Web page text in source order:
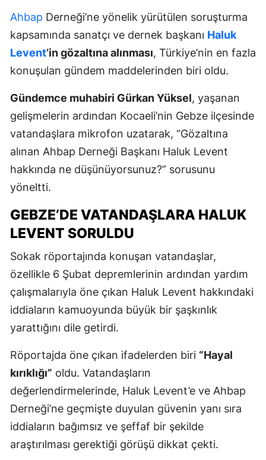
Ahbap Derneği’ne yönelik yürütülen soruşturma
kapsamında sanatçı ve dernek başkanı Haluk
Levent’in gözaltına alınması, Türkiye’nin en fazla
konuşulan gündem maddelerinden biri oldu.
Gündemce muhabiri Gürkan Yüksel, yaşanan
gelişmelerin ardından Kocaeli’nin Gebze ilçesinde
vatandaşlara mikrofon uzatarak, “Gözaltına
alınan Ahbap Derneği Başkanı Haluk Levent
hakkında ne düşünüyorsunuz?” sorusunu
yöneltti.
GEBZE’DE VATANDAŞLARA HALUK
LEVENT SORULDU
Sokak röportajında konuşan vatandaşlar,
özellikle 6 Şubat depremlerinin ardından yardım
çalışmalarıyla öne çıkan Haluk Levent hakkındaki
iddiaların kamuoyunda büyük bir şaşkınlık
yarattığını dile getirdi.
Röportajda öne çıkan ifadelerden biri “Hayal
kırıklığı” oldu. Vatandaşların
değerlendirmelerinde, Haluk Levent’e ve Ahbap
Derneği’ne geçmişte duyulan güvenin yanı sıra
iddiaların bağımsız ve şeffaf bir şekilde
araştırılması gerektiği görüşü dikkat çekti.